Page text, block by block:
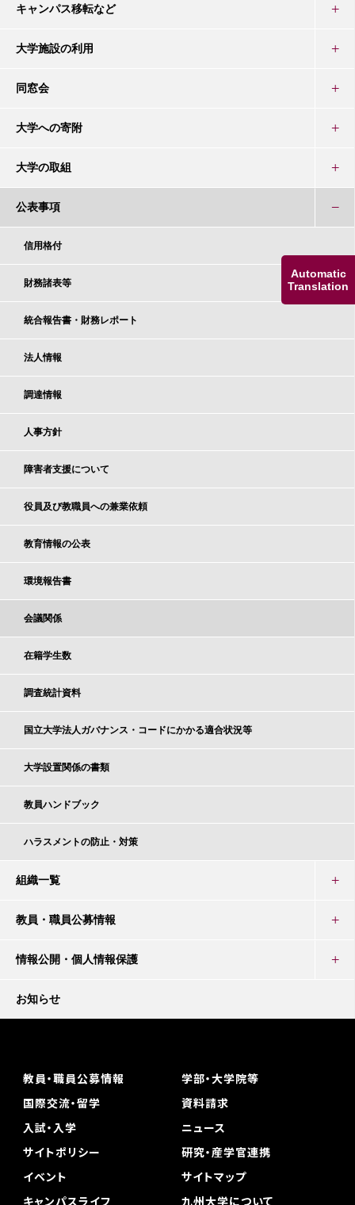
Automatic
Translation
キャンパス移転など
大学施設の利用
同窓会
大学への寄附
大学の取組
公表事項
信用格付
財務諸表等
統合報告書・財務レポート
法人情報
調達情報
人事方針
障害者支援について
役員及び教職員への兼業依頼
教育情報の公表
環境報告書
会議関係
在籍学生数
調査統計資料
国立大学法人ガバナンス・コードにかかる適合状況等
大学設置関係の書類
教員ハンドブック
ハラスメントの防止・対策
組織一覧
教員・職員公募情報
情報公開・個人情報保護
お知らせ
教員・職員公募情報
学部・大学院等
国際交流・留学
資料請求
入試・入学
ニュース
サイトポリシー
研究・産学官連携
イベント
サイトマップ
キャンパスライフ
九州大学について